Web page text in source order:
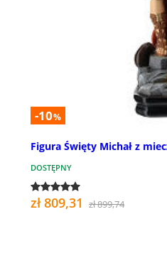
-10%
Figura Święty Michał z
DOSTĘPNY
zł 809,31 zł 899,74